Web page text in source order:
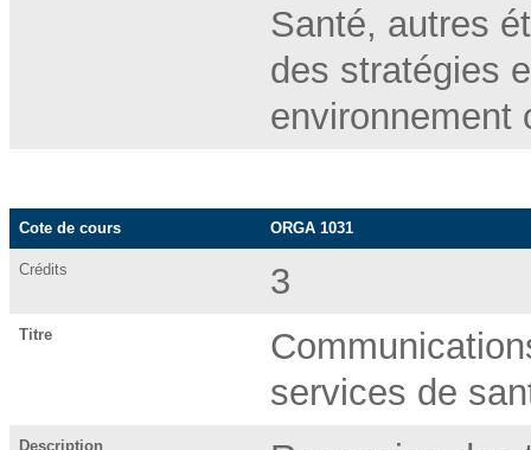
Santé, autres
des stratégies
environnement
Cote de cours ORGA 1031
Crédits 3
Titre
services de
Description